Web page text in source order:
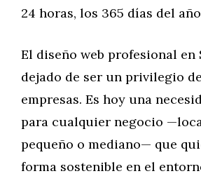
24 horas, los 365 días del
El diseño web profesional en
dejado de ser un privilegio
empresas. Es hoy una
para cualquier negocio
pequeño o mediano— que
forma sostenible en el